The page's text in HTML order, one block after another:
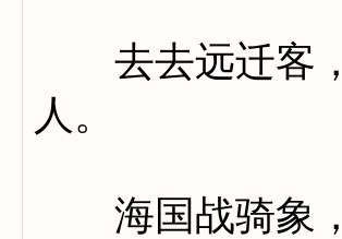
去去远迁客，
人。
海国战骑象，